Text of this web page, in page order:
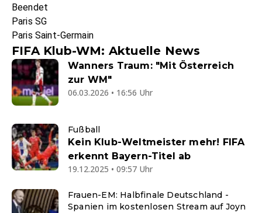
Beendet
Paris SG
Paris Saint-Germain
FIFA Klub-WM: Aktuelle News
Wanners Traum: "Mit Österreich
zur WM"
06.03.2026 • 16:56 Uhr
Fußball
Kein Klub-Weltmeister mehr! FIFA
erkennt Bayern-Titel ab
19.12.2025 • 09:57 Uhr
Frauen-EM: Halbfinale Deutschland -
Spanien im kostenlosen Stream auf Joyn